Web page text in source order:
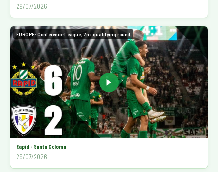
29/07/2026
▶
EUROPE: Conference League, 2nd qualifying round
Rapid - Santa Coloma
29/07/2026